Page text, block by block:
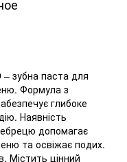
– зубна паста для
Формула з
глибоке
Наявність
допомагає
та освіжає подих.
Містить цінний